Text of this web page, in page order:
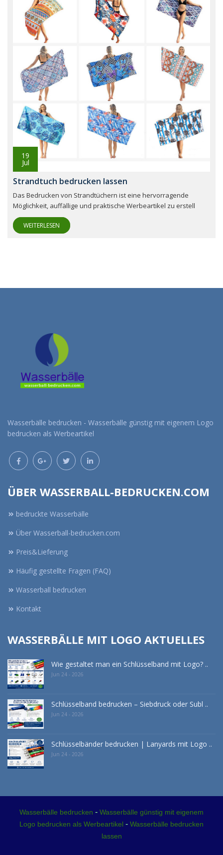
19
Jul
Strandtuch bedrucken lassen
Das Bedrucken von Strandtüchern ist eine hervorragende
Möglichkeit, auffällige und praktische Werbeartikel zu erstell
WEITERLESEN
Wasserbälle bedrucken - Wasserbälle günstig mit eigenem Logo
bedrucken als Werbeartikel
ÜBER WASSERBALL-BEDRUCKEN.COM
bedruckte Wasserbälle
Über Wasserball-bedrucken.com
Preis&Lieferung
Häufig gestellte Fragen (FAQ)
Wasserball bedrucken
Kontakt
WASSERBÄLLE MIT LOGO AKTUELLES
Wie gestaltet man ein Schlüsselband mit Logo? ..
Jun 24 - 2026
Schlüsselband bedrucken – Siebdruck oder Subl ..
Jun 24 - 2026
Schlüsselbänder bedrucken | Lanyards mit Logo ..
Jun 24 - 2026
Wasserbälle bedrucken - Wasserbälle günstig mit eigenem
Logo bedrucken als Werbeartikel - Wasserbälle bedrucken
lassen